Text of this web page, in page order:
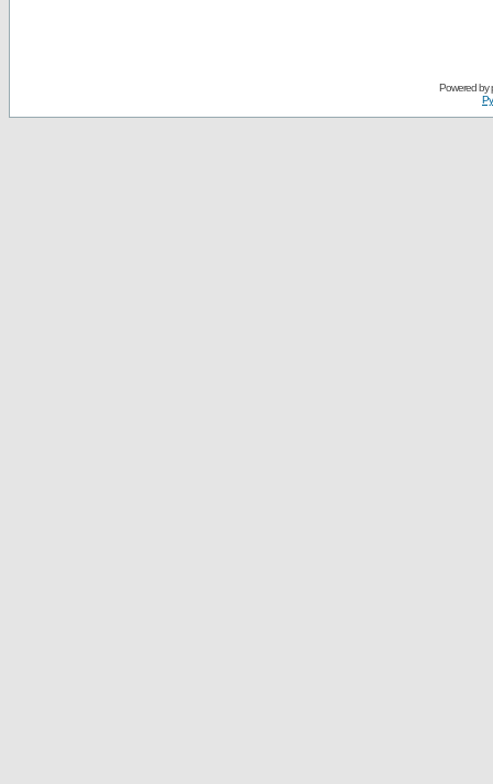
Powered by